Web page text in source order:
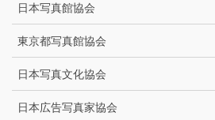
日本写真館協会
東京都写真館協会
日本写真文化協会
日本広告写真家協会